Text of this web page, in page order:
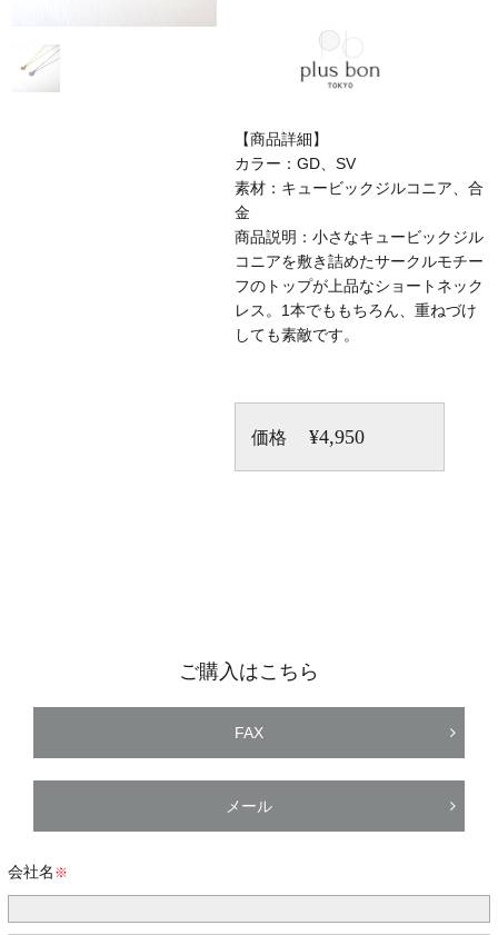
【商品詳細】
カラー：GD、SV
素材：キュービックジルコニア、合
金
商品説明：小さなキュービックジル
コニアを敷き詰めたサークルモチー
フのトップが上品なショートネック
レス。1本でももちろん、重ねづけ
しても素敵です。
価格 ¥4,950
ご購入はこちら
FAX
メール
会社名